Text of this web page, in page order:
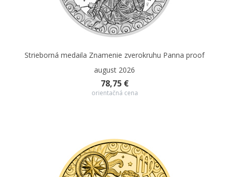
Strieborná medaila Znamenie zverokruhu Panna proof
august 2026
78,75 €
orientačná cena